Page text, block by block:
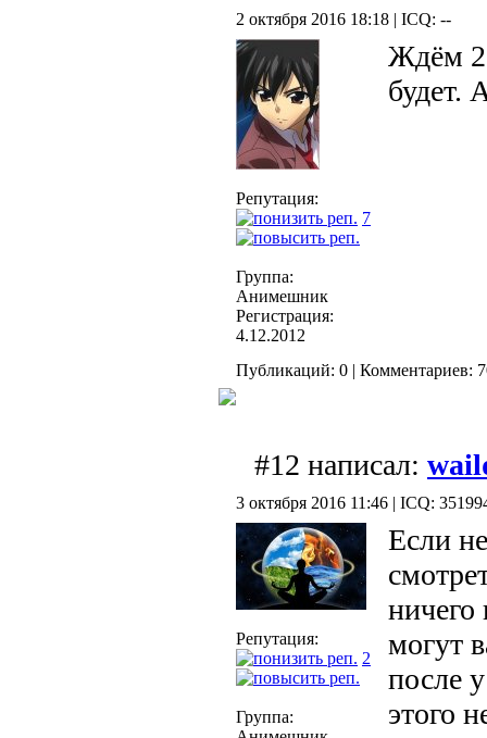
2 октября 2016 18:18 | ICQ: --
Репутация:
7
Группа:
Анимешник
Регистрация:
4.12.2012
Ждём 2
будет.
Публикаций: 0 | Комментариев:
#12 написал:
3 октября 2016 11:46 | ICQ:
Репутация:
2
Группа:
Если
ничего
могут
после
этого